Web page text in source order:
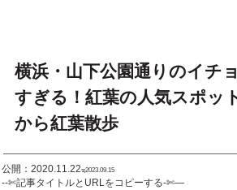
横浜・山下公園通りのイチ
すぎる！紅葉の人気スポッ
から紅葉散歩
公開：2020.11.22ಇ2023.09.15
--✄記事タイトルとURLをコピーする-✄—